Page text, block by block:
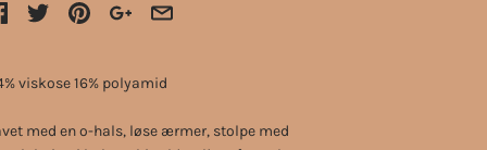
viskose 16% polyamid
med en o-hals, løse ærmer, stolpe med